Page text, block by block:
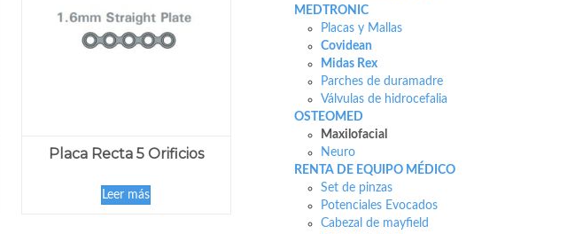
Placa Recta 5 Orificios
Leer más
MEDTRONIC
Placas y Mallas
Covidean
Midas Rex
Parches de duramadre
Válvulas de hidrocefalia
OSTEOMED
Maxilofacial
Neuro
RENTA DE EQUIPO MÉDICO
Set de pinzas
Potenciales Evocados
Cabezal de mayfield